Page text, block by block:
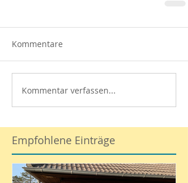
Kommentare
Kommentar verfassen...
Empfohlene Einträge